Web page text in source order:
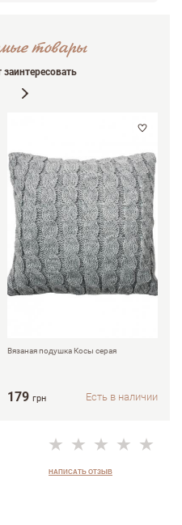
НАПИСАТЬ ОТЗЫВ
товары
Вязаная подушка Косы серая
179 грн Есть в наличии